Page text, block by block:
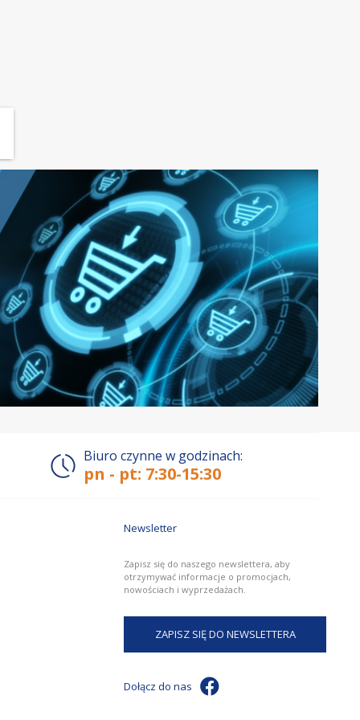
Biuro czynne w godzinach:
pn - pt: 7:30-15:30
Newsletter
Zapisz się do naszego newslettera, aby
otrzymywać informacje o promocjach,
nowościach i wyprzedażach.
ZAPISZ SIĘ DO NEWSLETTERA
Dołącz do nas